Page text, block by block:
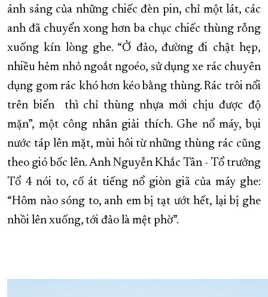
ánh sáng của những chiếc đèn pin, chỉ một lát, các
anh đã chuyển xong hơn ba chục chiếc thùng rỗng
xuống kín lòng ghe. “Ở đảo, đường đi chật hẹp,
nhiều hẻm nhỏ ngoắt ngoéo, sử dụng xe rác chuyên
dụng gom rác khó hơn kéo bằng thùng. Rác trôi nổi
trên biển thì chỉ thùng nhựa mới chịu được độ
mặn”, một công nhân giải thích. Ghe nổ máy, bụi
nước táp lên mặt, mùi hôi từ những thùng rác cũng
theo gió bốc lên. Anh Nguyễn Khắc Tân - Tổ trưởng
Tổ 4 nói to, cố át tiếng nổ giòn giã của máy ghe:
“Hôm nào sóng to, anh em bị tạt ướt hết, lại bị ghe
nhồi lên xuống, tới đảo là mệt phờ”.